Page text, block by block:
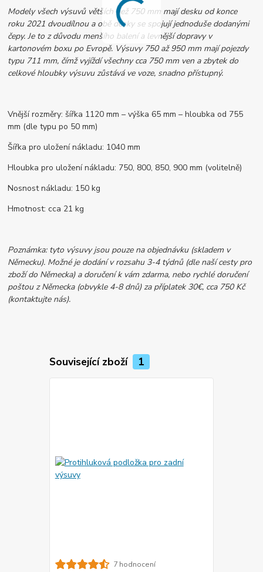
Modely všech výsuvů větších než 750 mm mají desku od konce
roku 2021 dvoudílnou a obě desky se spojují jednoduše dodanými
čepy. Je to z důvodu menšího balení a levnější dopravy v
kartonovém boxu po Evropě. Výsuvy 750 až 950 mm mají pojezdy
typu 711 mm, čímž vyjíždí všechny cca 750 mm ven a zbytek do
celkové hloubky výsuvu zůstává ve voze, snadno přístupný.
Vnější rozměry: šířka 1120 mm – výška 65 mm – hloubka od 755
mm (dle typu po 50 mm)
Šířka pro uložení nákladu: 1040 mm
Hloubka pro uložení nákladu: 750, 800, 850, 900 mm (volitelně)
Nosnost nákladu: 150 kg
Hmotnost: cca 21 kg
Poznámka: tyto výsuvy jsou pouze na objednávku (skladem v
Německu). Možné je dodání v rozsahu 3-4 týdnů (dle naší cesty pro
zboží do Německa) a doručení k vám zdarma, nebo rychlé doručení
poštou z Německa (obvykle 4-8 dnů) za příplatek 30€, cca 750 Kč
(kontaktujte nás).
Související zboží 1
7 hodnocení